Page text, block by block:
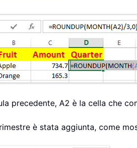
precedente, A2 è la cella che
è stata aggiunta, come